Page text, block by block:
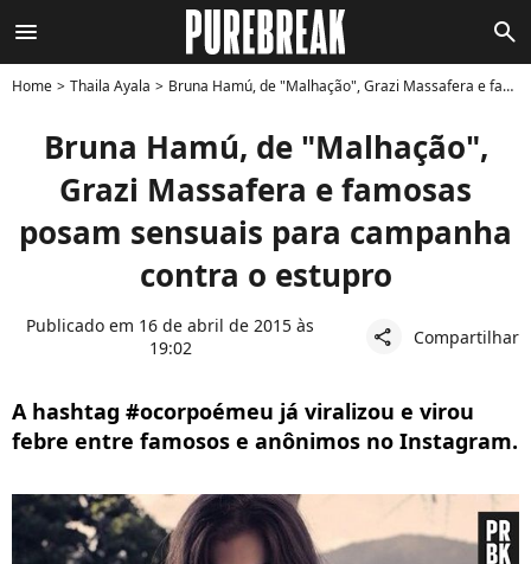
menu search
Home Thaila Ayala Bruna Hamú, de "Malhação", Grazi Massafera e famosas posam sensuais para campanha contra o estupro
Bruna Hamú, de "Malhação",
Grazi Massafera e famosas
posam sensuais para campanha
contra o estupro
Publicado em 16 de abril de 2015 às
19:02
share Compartilhar
A hashtag #ocorpoémeu já viralizou e virou
febre entre famosos e anônimos no Instagram.